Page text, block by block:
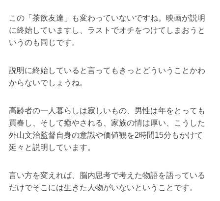
この「茶飲友達」も変わっていないですね。映画が説明
に終始していますし、ラストでオチをつけてしまおうと
いうのも同じです。
説明に終始していると言ってもきっとどういうことかわ
からないでしょうね。
高齢者の一人暮らしは寂しいもの、男性は年をとっても
買春し、そして癒やされる、家族の情は厚い、こうした
外山文治監督自身の意識や価値観を2時間15分もかけて
延々と説明しています。
言い方を変えれば、脳内思考で考えた物語を語っている
だけでそこには生きた人物がいないということです。